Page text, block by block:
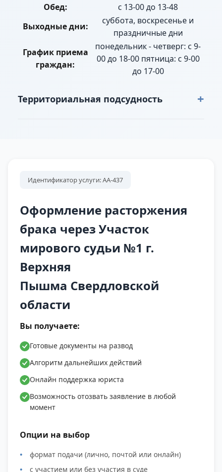
Обед:
с 13-00 до 13-48
Выходные дни:
суббота, воскресенье и
праздничные дни
График приема
граждан:
понедельник - четверг: с 9-
00 до 18-00 пятница: с 9-00
до 17-00
Территориальная подсудность +
развязки автодорог Екатеринбург-Серов и
поселок Шахты, Проспект Успенский (ранее ул.
Ленина) № 48-а,б – 60 (четная), № 101 –
131(нечетная), СНТ "Белоснежка" кв. 52,57
Верхнепышминского лесничества
Верхнепышминского Лесничества
Уралмашевского лесхоза, СНТ "Жасмин" (ВПСУ)
в районе ул. Огнеупорщиков, СНТ
"Мираж" кв. 46 Верхнепышминского
Лесничества Уралмашевского лесхоза, СНТ
"Надежда-73" кв. 46,47 Верхнепышминского
лесничества Уралмашевского лесхоз, СНТ
"Простоквашино" кв. 46 Верхнепышминского
лесничества Уралмашевского лесхоза, СНТ
"Русь" кв. 51,52 Верхнепышминского
"Рябинушка" (госучр.77) кв. 46
Уралмашевского лесхоза, СНТ "Солнечный" кв.
Идентификатор услуги: АА-437
Оформление расторжения
брака через Участок
мирового судьи №1 г.
Верхняя
Пышма Свердловской
области
Вы получаете:
Готовые документы на развод
Алгоритм дальнейших действий
Онлайн поддержка юриста
Возможность отозвать заявление в любой
момент
Опции на выбор
формат подачи (лично, почтой или онлайн)
с участием или без участия в суде